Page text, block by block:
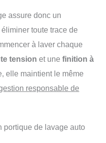
assure donc un
éliminer toute trace de
à laver chaque
tension et une finition à
elle maintient le même
responsable de
portique de lavage auto